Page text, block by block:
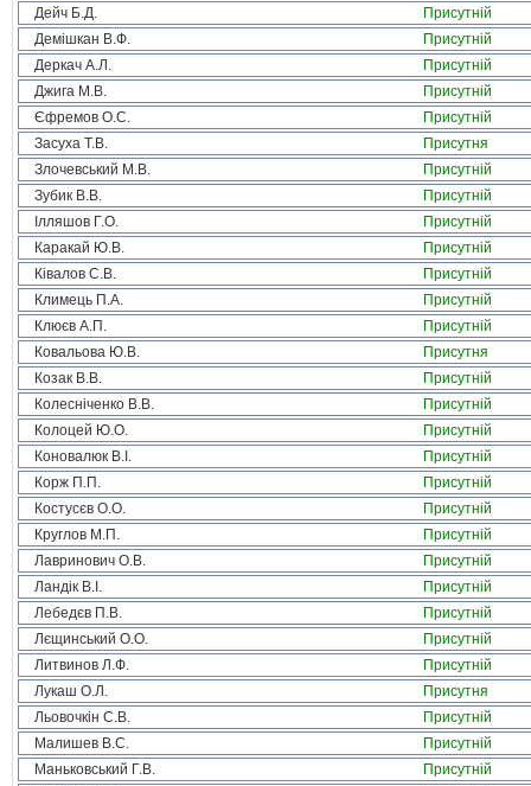
Дейч Б.Д.
Присутній
Демішкан В.Ф.
Присутній
Деркач А.Л.
Присутній
Джига М.В.
Присутній
Єфремов О.С.
Присутній
Засуха Т.В.
Присутня
Злочевський М.В.
Присутній
Зубик В.В.
Присутній
Ілляшов Г.О.
Присутній
Каракай Ю.В.
Присутній
Ківалов С.В.
Присутній
Климець П.А.
Присутній
Клюєв А.П.
Присутній
Ковальова Ю.В.
Присутня
Козак В.В.
Присутній
Колесніченко В.В.
Присутній
Колоцей Ю.О.
Присутній
Коновалюк В.І.
Присутній
Корж П.П.
Присутній
Костусєв О.О.
Присутній
Круглов М.П.
Присутній
Лавринович О.В.
Присутній
Ландік В.І.
Присутній
Лебедєв П.В.
Присутній
Лєщинський О.О.
Присутній
Литвинов Л.Ф.
Присутній
Лукаш О.Л.
Присутня
Льовочкін С.В.
Присутній
Малишев В.С.
Присутній
Маньковський Г.В.
Присутній